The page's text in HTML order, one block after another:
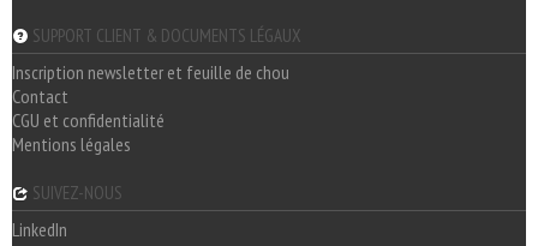
SUPPORT CLIENT & DOCUMENTS LÉGAUX
Inscription newsletter et feuille de chou
Contact
CGU et confidentialité
Mentions légales
SUIVEZ-NOUS
LinkedIn